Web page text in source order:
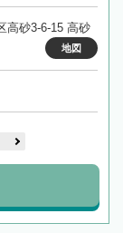
高砂3-6-15 高砂
地図